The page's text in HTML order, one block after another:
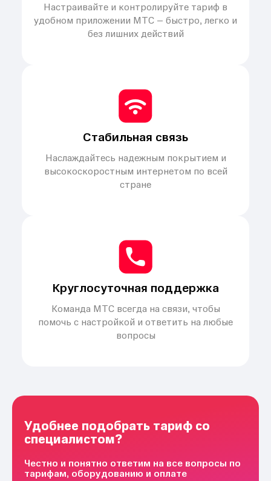
Настраивайте и контролируйте тариф в
удобном приложении МТС – быстро, легко и
без лишних действий
Стабильная связь
Наслаждайтесь надежным покрытием и
высокоскоростным интернетом по всей
стране
Круглосуточная поддержка
Команда МТС всегда на связи, чтобы
помочь с настройкой и ответить на любые
вопросы
Удобнее подобрать тариф со
специалистом?
Честно и понятно ответим на все вопросы по
тарифам, оборудованию и оплате